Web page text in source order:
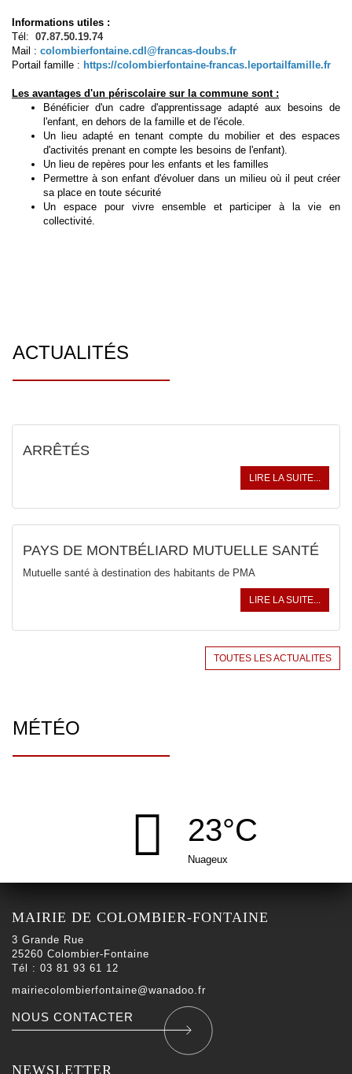
Informations utiles :
Tél: 07.87.50.19.74
Mail : colombierfontaine.cdl@francas-doubs.fr
Portail famille : https://colombierfontaine-francas.leportailfamille.fr
Les avantages d'un périscolaire sur la commune sont :
Bénéficier d'un cadre d'apprentissage adapté aux besoins de
l'enfant, en dehors de la famille et de l'école.
Un lieu adapté en tenant compte du mobilier et des espaces
d'activités prenant en compte les besoins de l'enfant).
Un lieu de repères pour les enfants et les familles
Permettre à son enfant d'évoluer dans un milieu où il peut créer
sa place en toute sécurité
Un espace pour vivre ensemble et participer à la vie en
collectivité.
ACTUALITÉS
ARRÊTÉS
LIRE LA SUITE...
PAYS DE MONTBÉLIARD MUTUELLE SANTÉ
Mutuelle santé à destination des habitants de PMA
LIRE LA SUITE...
TOUTES LES ACTUALITES
MÉTÉO
23°C
Nuageux
MAIRIE DE COLOMBIER-FONTAINE
3 Grande Rue
25260 Colombier-Fontaine
Tél : 03 81 93 61 12
mairiecolombierfontaine@wanadoo.fr
NOUS CONTACTER
NEWSLETTER